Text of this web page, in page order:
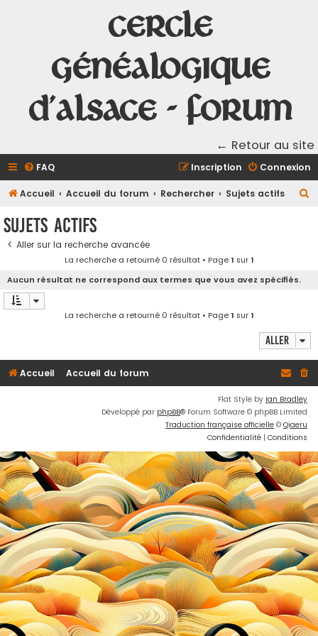
Cercle
Généalogique
d'Alsace - Forum
← Retour au site
FAQ Connexion
Inscription
Accueil Accueil du forum Rechercher Sujets actifs
r
Sujets actifs
Aller sur la recherche avancée
La recherche a retourné 0 résultat • Page1 sur1
Aucun résultat ne correspond aux termes que vous avez spécifiés.
La recherche a retourné 0 résultat • Page1 sur1
Aller
Accueil Accueil du forum
Flat Style by Ian Bradley
Développé par phpBB® Forum Software © phpBB Limited
Traduction française officielle © Qiaeru
Confidentialité | Conditions